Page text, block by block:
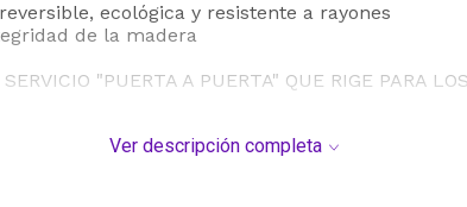
ecológica y resistente a rayones
de la madera
"PUERTA A PUERTA" QUE RIGE PARA
Ver descripción completa